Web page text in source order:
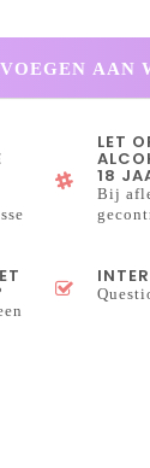
AAN
LET
18
Bij